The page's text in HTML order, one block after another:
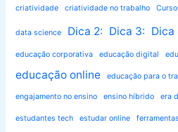
criatividade criatividade no trabalho
data science Dica 2: Dica 3: Dica
educação corporativa educação digital
educação online educação para o
engajamento no ensino ensino híbrido era
estudantes tech estudar online